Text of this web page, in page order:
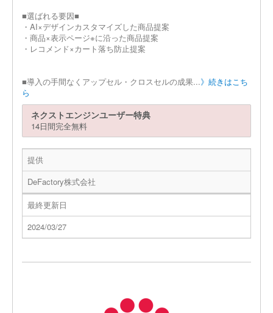
■選ばれる要因■
・AI×デザインカスタマイズした商品提案
・商品×表示ページ※に沿った商品提案
・レコメンド×カート落ち防止提案
■導入の手間なくアップセル・クロスセルの成果...》続きはこち
ら
ネクストエンジンユーザー特典
14日間完全無料
提供
DeFactory株式会社
最終更新日
2024/03/27